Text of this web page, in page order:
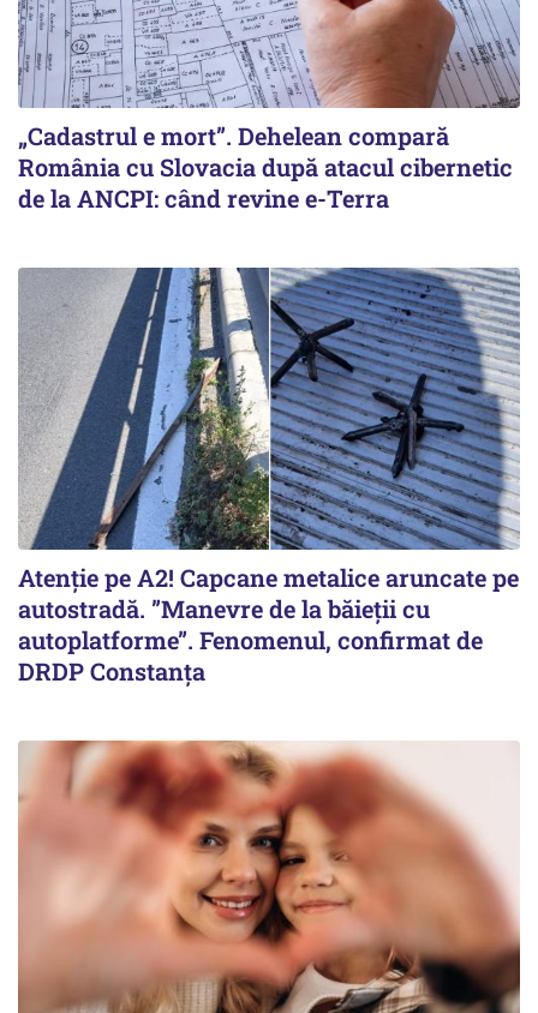
„Cadastrul e mort”. Dehelean compară
România cu Slovacia după atacul cibernetic
de la ANCPI: când revine e-Terra
Atenție pe A2! Capcane metalice aruncate pe
autostradă. ”Manevre de la băieții cu
autoplatforme”. Fenomenul, confirmat de
DRDP Constanța